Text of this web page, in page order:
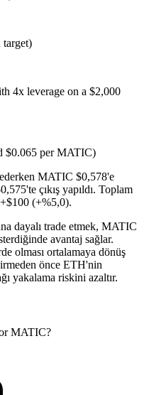
4x leverage on a $2,000
$0.065 per MATIC)
MATIC $0,578'e
çıkış yapıldı. Toplam
(+%5,0).
dayalı trade etmek, MATIC
avantaj sağlar.
olması ortalamaya dönüş
önce ETH'nin
yakalama riskini azaltır.
MATIC?